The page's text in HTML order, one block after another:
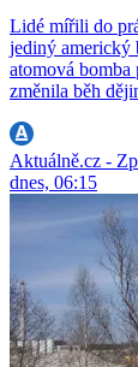
Lidé mířili do
jediný americký
atomová bomba
změnila běh
Aktuálně.cz -
dnes, 06:15